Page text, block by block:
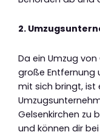
2.
Da ein Umzug
große Entfernung
mit sich bringt, ist
Gelsenkirchen zu
und können dir